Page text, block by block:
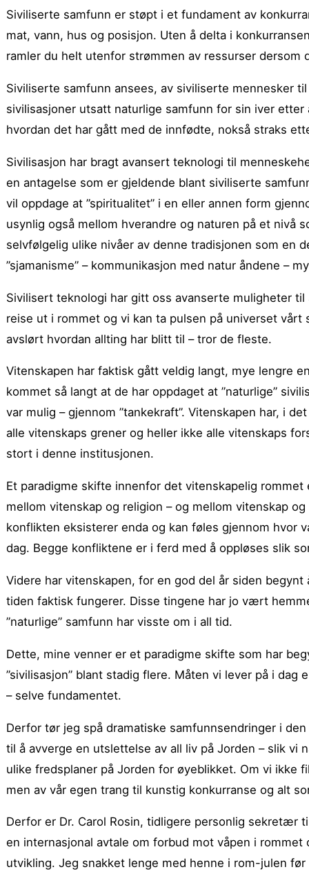
Siviliserte samfunn er støpt i et fundament av
mat, vann, hus og posisjon. Uten å delta i
ramler du helt utenfor strømmen av ressurser dersom
Siviliserte samfunn ansees, av siviliserte mennesker
sivilisasjoner utsatt naturlige samfunn for sin iver
hvordan det har gått med de innfødte, nokså straks
Sivilisasjon har bragt avansert teknologi til
en antagelse som er gjeldende blant siviliserte
vil oppdage at ”spiritualitet” i en eller annen form
usynlig også mellom hverandre og naturen på et nivå
selvfølgelig ulike nivåer av denne tradisjonen som en
”sjamanisme” – kommunikasjon med natur åndene –
Sivilisert teknologi har gitt oss avanserte muligheter
reise ut i rommet og vi kan ta pulsen på universet
avslørt hvordan allting har blitt til – tror de fleste.
Vitenskapen har faktisk gått veldig langt, mye lengre
kommet så langt at de har oppdaget at ”naturlige”
var mulig – gjennom ”tankekraft”. Vitenskapen har, i
alle vitenskaps grener og heller ikke alle vitenskaps
stort i denne institusjonen.
Et paradigme skifte innenfor det vitenskapelig
mellom vitenskap og religion – og mellom vitenskap
konflikten eksisterer enda og kan føles gjennom hvor
dag. Begge konfliktene er i ferd med å oppløses slik
Videre har vitenskapen, for en god del år siden
tiden faktisk fungerer. Disse tingene har jo vært
”naturlige” samfunn har visste om i all tid.
Dette, mine venner er et paradigme skifte som har
”sivilisasjon” blant stadig flere. Måten vi lever på i
– selve fundamentet.
Derfor tør jeg spå dramatiske samfunnsendringer i
til å avverge en utslettelse av all liv på Jorden – slik vi
ulike fredsplaner på Jorden for øyeblikket. Om vi ikke
men av vår egen trang til kunstig konkurranse og alt
Derfor er Dr. Carol Rosin, tidligere personlig sekretær
en internasjonal avtale om forbud mot våpen i
utvikling. Jeg snakket lenge med henne i rom-julen